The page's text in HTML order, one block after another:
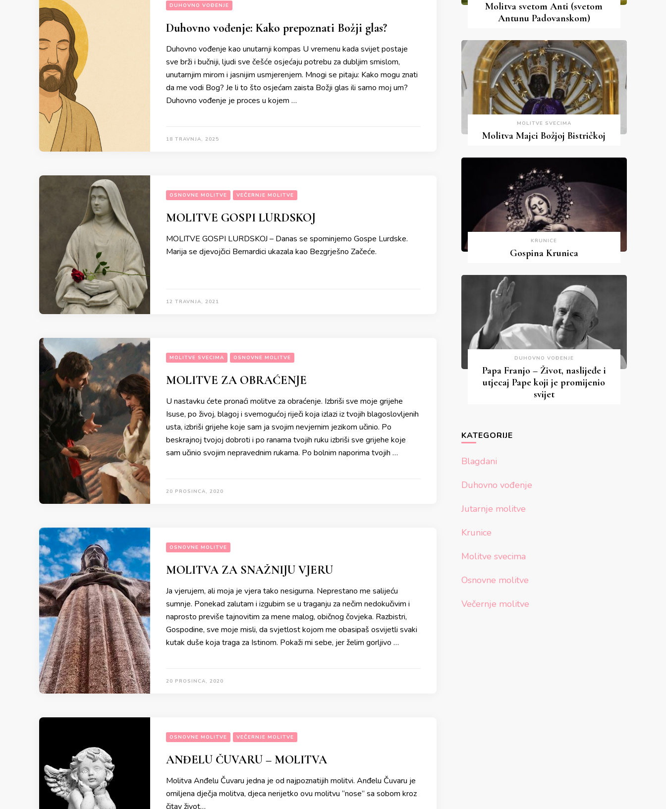
DUHOVNO VOĐENJE
Duhovno vođenje: Kako prepoznati Božji glas?
Duhovno vođenje kao unutarnji kompas U vremenu kada svijet postaje
sve brži i bučniji, ljudi sve češće osjećaju potrebu za dubljim smislom,
unutarnjim mirom i jasnijim usmjerenjem. Mnogi se pitaju: Kako mogu znati
da me vodi Bog? Je li to što osjećam zaista Božji glas ili samo moj um?
Duhovno vođenje je proces u kojem …
18 TRAVNJA, 2025
OSNOVNE MOLITVE VEČERNJE MOLITVE
MOLITVE GOSPI LURDSKOJ
MOLITVE GOSPI LURDSKOJ – Danas se spominjemo Gospe Lurdske.
Marija se djevojčici Bernardici ukazala kao Bezgrješno Začeće.
12 TRAVNJA, 2021
MOLITVE SVECIMA OSNOVNE MOLITVE
MOLITVE ZA OBRAĆENJE
U nastavku ćete pronaći molitve za obraćenje. Izbriši sve moje grijehe
Isuse, po živoj, blagoj i svemogućoj riječi koja izlazi iz tvojih blagoslovljenih
usta, izbriši grijehe koje sam ja svojim nevjernim jezikom učinio. Po
beskrajnoj tvojoj dobroti i po ranama tvojih ruku izbriši sve grijehe koje
sam učinio svojim nepravednim rukama. Po bolnim naporima tvojih …
20 PROSINCA, 2020
OSNOVNE MOLITVE
MOLITVA ZA SNAŽNIJU VJERU
Ja vjerujem, ali moja je vjera tako nesigurna. Neprestano me salijeću
sumnje. Ponekad zalutam i izgubim se u traganju za nečim nedokučivim i
naprosto previše tajnovitim za mene malog, običnog čovjeka. Razbistri,
Gospodine, sve moje misli, da svjetlost kojom me obasipaš osvijetli svaki
kutak duše koja traga za Istinom. Pokaži mi sebe, jer želim gorljivo …
20 PROSINCA, 2020
OSNOVNE MOLITVE VEČERNJE MOLITVE
ANĐELU ČUVARU – MOLITVA
Molitva Anđelu Čuvaru jedna je od najpoznatijih molitvi. Anđelu Čuvaru je
omiljena dječja molitva, djeca nerijetko ovu molitvu “nose” sa sobom kroz
čitav život…
Molitva svetom Anti (svetom
Antunu Padovanskom)
MOLITVE SVECIMA
Molitva Majci Božjoj Bistričkoj
KRUNICE
Gospina Krunica
DUHOVNO VOĐENJE
Papa Franjo – Život, naslijeđe i
utjecaj Pape koji je promijenio
svijet
KATEGORIJE
Blagdani
Duhovno vođenje
Jutarnje molitve
Krunice
Molitve svecima
Osnovne molitve
Večernje molitve